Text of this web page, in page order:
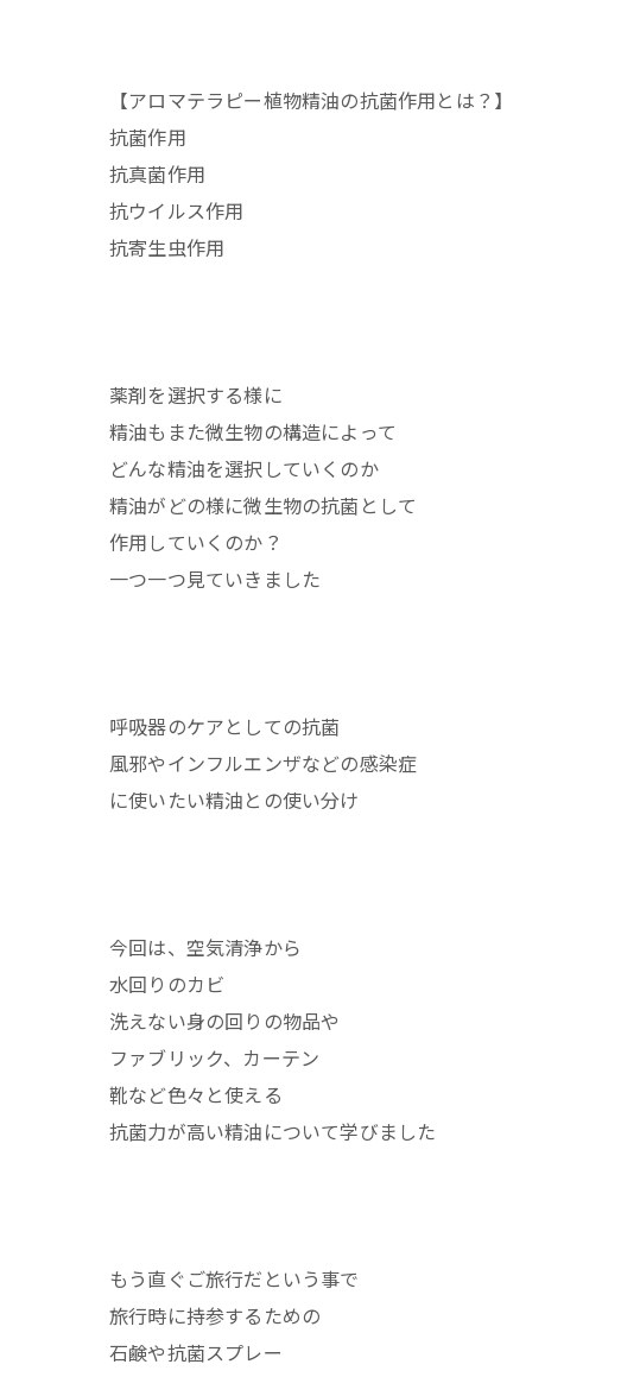
【アロマテラピー植物精油の抗菌作用とは？】
抗菌作用
抗真菌作用
抗ウイルス作用
抗寄生虫作用
薬剤を選択する様に
精油もまた微生物の構造によって
どんな精油を選択していくのか
精油がどの様に微生物の抗菌として
作用していくのか？
一つ一つ見ていきました
呼吸器のケアとしての抗菌
風邪やインフルエンザなどの感染症
に使いたい精油との使い分け
今回は、空気清浄から
水回りのカビ
洗えない身の回りの物品や
ファブリック、カーテン
靴など色々と使える
抗菌力が高い精油について学びました
もう直ぐご旅行だという事で
旅行時に持参するための
石鹸や抗菌スプレー